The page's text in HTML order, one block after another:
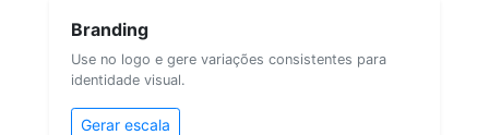
Branding
Use no logo e gere variações consistentes para
identidade visual.
Gerar escala